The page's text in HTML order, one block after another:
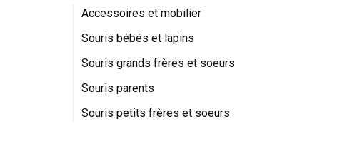
Accessoires et mobilier
Souris bébés et lapins
Souris grands frères et soeurs
Souris parents
Souris petits frères et soeurs